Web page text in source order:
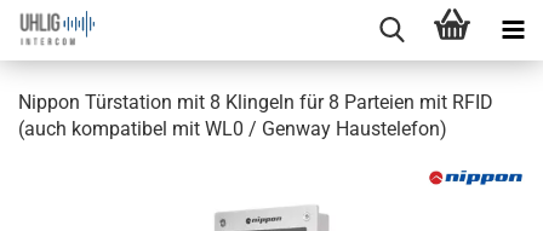
Nippon Türstation mit 8 Klingeln für 8 Parteien mit RFID
(auch kompatibel mit WL0 / Genway Haustelefon)